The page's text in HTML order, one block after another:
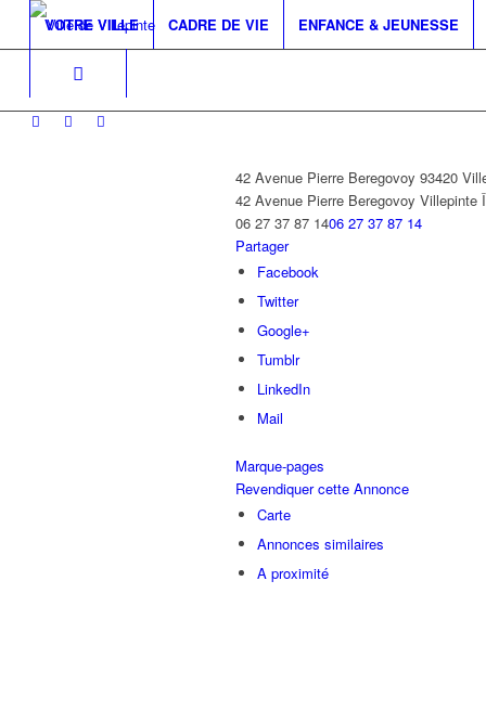
VOTRE VILLE CADRE DE VIE ENFANCE & JEUNESSE
42 Avenue Pierre Beregovoy 93420
42 Avenue Pierre Beregovoy Villepinte
06 27 37 87 1406 27 37 87 14
Partager
Facebook
Twitter
Google+
Tumblr
LinkedIn
Mail
Marque-pages
Revendiquer cette Annonce
Carte
Annonces similaires
A proximité